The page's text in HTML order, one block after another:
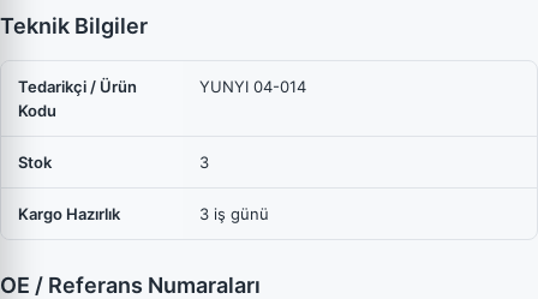
Teknik Bilgiler
Tedarikçi / Ürün
Kodu
YUNYI 04-014
Stok 3
Kargo Hazırlık 3 iş günü
OE / Referans Numaraları